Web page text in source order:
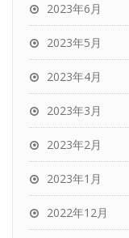
2023年6月
2023年5月
2023年4月
2023年3月
2023年2月
2023年1月
2022年12月